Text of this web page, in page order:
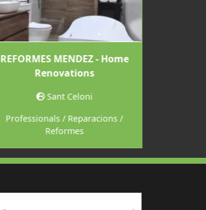
REFORMES MENDEZ - Home
Renovations
Sant Celoni
Professionals / Reparacions /
Reformes